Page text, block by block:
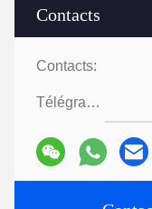
Contacts
Contacts:
Télégramme: